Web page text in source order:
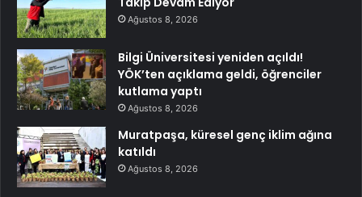
Ağustos 8, 2026
Bilgi Üniversitesi yeniden açıldı!
YÖK’ten açıklama geldi, öğrenciler
kutlama yaptı
Ağustos 8, 2026
Muratpaşa, küresel genç iklim ağına
katıldı
Ağustos 8, 2026